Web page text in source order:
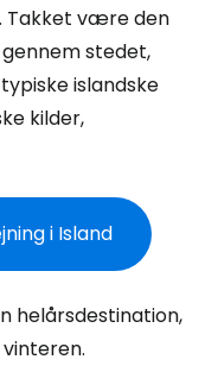
Takket være den
stedet,
islandske
kilder,
i Island
helårsdestination,